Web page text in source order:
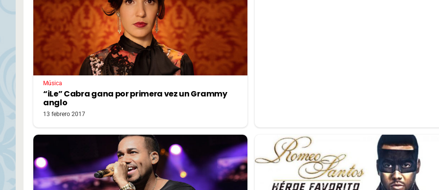
Música
“iLe” Cabra gana por primera vez un Grammy
anglo
13 febrero 2017